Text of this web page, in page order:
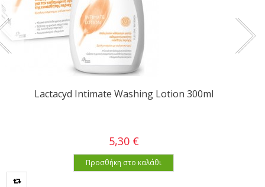
Lactacyd Intimate Washing Lotion 300ml
5,30 €
Προσθήκη στο καλάθι